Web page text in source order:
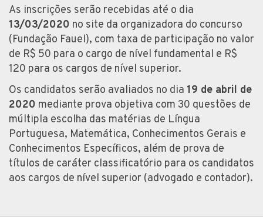
As inscrições serão recebidas até o dia
13/03/2020 no site da organizadora do concurso
(Fundação Fauel), com taxa de participação no valor
de R$ 50 para o cargo de nível fundamental e R$
120 para os cargos de nível superior.
Os candidatos serão avaliados no dia 19 de abril de
2020 mediante prova objetiva com 30 questões de
múltipla escolha das matérias de Língua
Portuguesa, Matemática, Conhecimentos Gerais e
Conhecimentos Específicos, além de prova de
títulos de caráter classificatório para os candidatos
aos cargos de nível superior (advogado e contador).